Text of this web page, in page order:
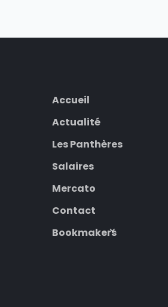
Accueil
Actualité
Les Panthères
Salaires
Mercato
Contact
Bookmakers